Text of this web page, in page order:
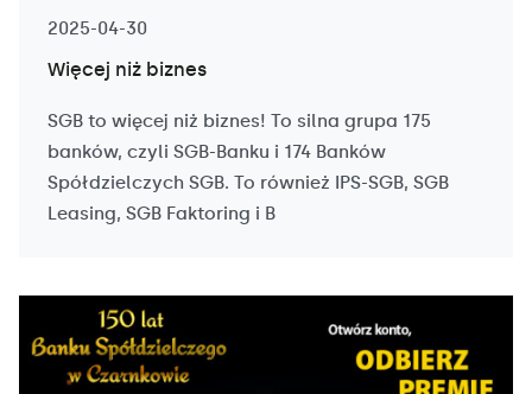
2025-04-30
Więcej niż biznes
SGB to więcej niż biznes! To silna grupa 175
banków, czyli SGB-Banku i 174 Banków
Spółdzielczych SGB. To również IPS-SGB, SGB
Leasing, SGB Faktoring i B